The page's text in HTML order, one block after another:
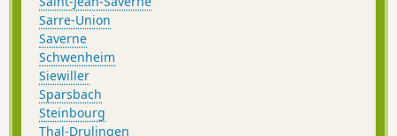
Sarre-Union
Saverne
Schwenheim
Siewiller
Sparsbach
Steinbourg
Thal-Drulingen